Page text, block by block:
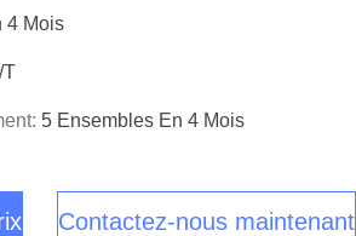
4 Mois
T
5 Ensembles En 4 Mois
Contactez-nous maintenant